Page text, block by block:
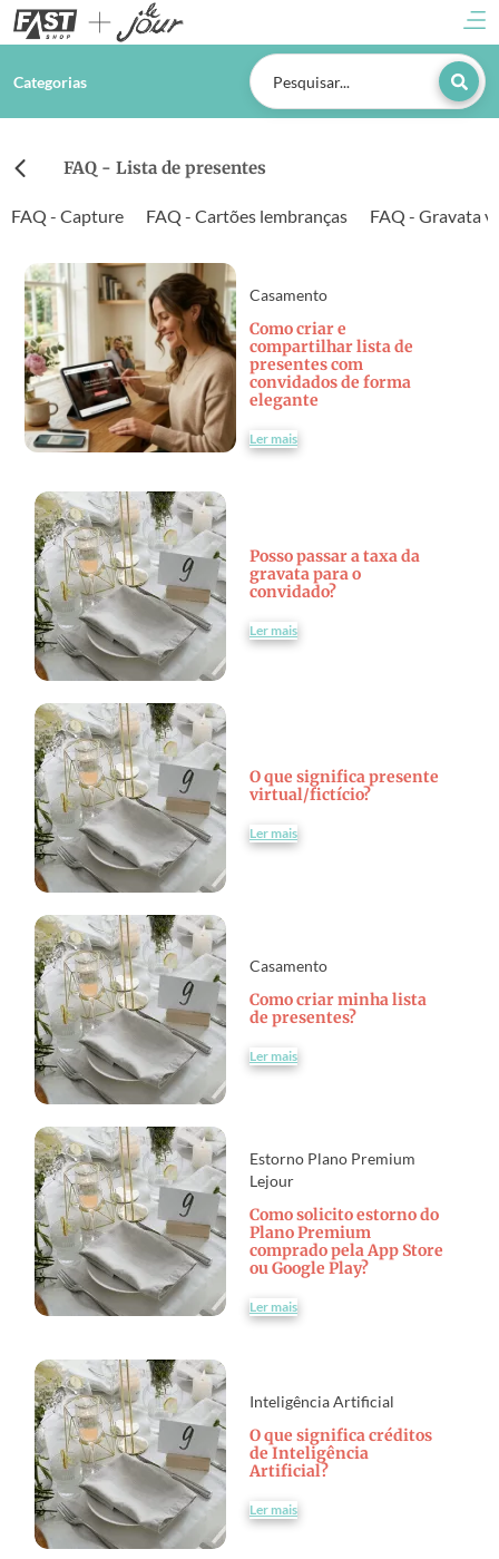
Categorias
FAQ - Lista de presentes
FAQ - Capture FAQ - Cartões lembranças FAQ - Gravata
Casamento
Como criar e
compartilhar lista de
presentes com
convidados de forma
elegante
Ler mais
Posso passar a taxa da
gravata para o
convidado?
Ler mais
O que significa presente
virtual/fictício?
Ler mais
Casamento
Como criar minha lista
de presentes?
Ler mais
Estorno Plano Premium
Lejour
Como solicito estorno do
Plano Premium
comprado pela App Store
ou Google Play?
Ler mais
Inteligência Artificial
O que significa créditos
de Inteligência
Artificial?
Ler mais